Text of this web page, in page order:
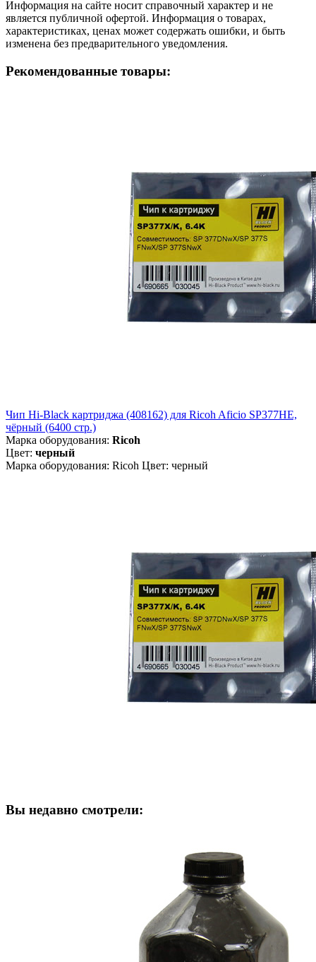
Информация на сайте носит справочный характер и не
является публичной офертой. Информация о товарах,
характеристиках, ценах может содержать ошибки, и быть
изменена без предварительного уведомления.
Рекомендованные товары:
Чип Hi-Black картриджа (408162) для Ricoh Aficio SP377HE,
чёрный (6400 стр.)
Марка оборудования: Ricoh
Цвет: черный
Марка оборудования: Ricoh Цвет: черный
Вы недавно смотрели: